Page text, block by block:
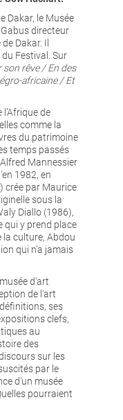
Dakar, le Musée
directeur
Dakar. Il
Festival. Sur
son rêve / En des
africaine / Et
de
comme la
du patrimoine
temps passés
Mannessier
1982, en
crée par Maurice
sous la
Diallo (1986),
qui y prend place
la culture, Abdou
qui n’a jamais
d'art
de l'art
ses
clefs,
au
des
sur les
par le
d'un musée
pourraient